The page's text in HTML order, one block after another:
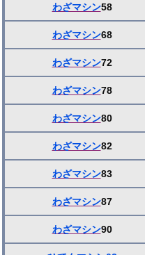
わざマシン58
わざマシン68
わざマシン72
わざマシン78
わざマシン80
わざマシン82
わざマシン83
わざマシン87
わざマシン90